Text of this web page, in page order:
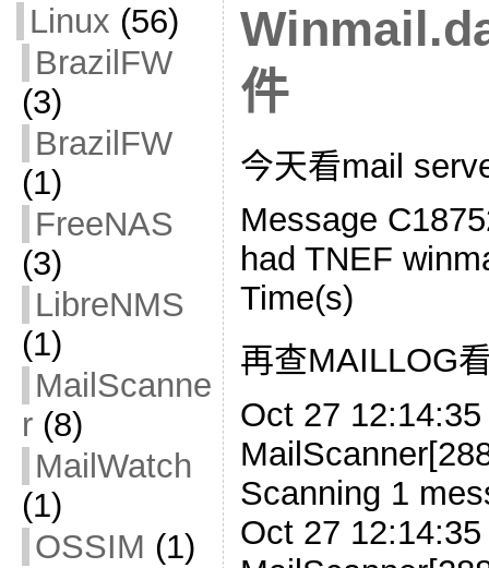
Linux (56)
BrazilFW
(3)
BrazilFW
(1)
FreeNAS
(3)
LibreNMS
(1)
MailScanne
r(8)
MailWatch
(1)
OSSIM (1)
件
今天看mail
Message
had TNEF
Time(s)
再查MAILLOG
Oct 27
Scanning 1
Oct 27